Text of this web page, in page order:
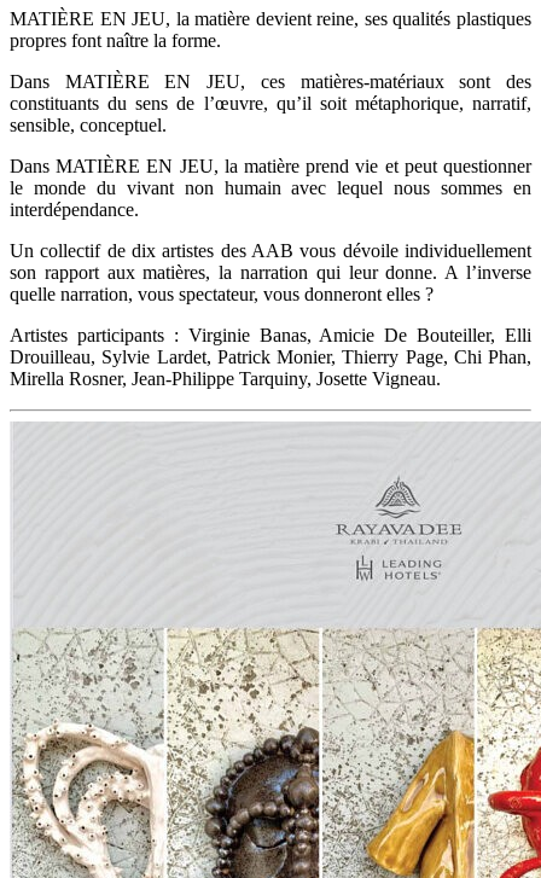
MATIÈRE EN JEU, la matière devient reine, ses qualités plastiques
propres font naître la forme.
Dans MATIÈRE EN JEU, ces matières-matériaux sont des
constituants du sens de l’œuvre, qu’il soit métaphorique, narratif,
sensible, conceptuel.
Dans MATIÈRE EN JEU, la matière prend vie et peut questionner
le monde du vivant non humain avec lequel nous sommes en
interdépendance.
Un collectif de dix artistes des AAB vous dévoile individuellement
son rapport aux matières, la narration qui leur donne. A l’inverse
quelle narration, vous spectateur, vous donneront elles ?
Artistes participants : Virginie Banas, Amicie De Bouteiller, Elli
Drouilleau, Sylvie Lardet, Patrick Monier, Thierry Page, Chi Phan,
Mirella Rosner, Jean-Philippe Tarquiny, Josette Vigneau.